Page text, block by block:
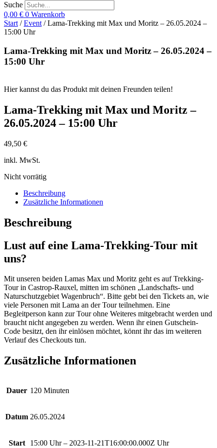
Suche
0,00 € 0 Warenkorb
Start/Event/ Lama-Trekking mit Max und Moritz – 26.05.2024 –
15:00 Uhr
Lama-Trekking mit Max und Moritz – 26.05.2024 –
15:00 Uhr
Hier kannst du das Produkt mit deinen Freunden teilen!
Lama-Trekking mit Max und Moritz –
26.05.2024 – 15:00 Uhr
49,50 €
inkl. MwSt.
Nicht vorrätig
Beschreibung
Zusätzliche Informationen
Beschreibung
Lust auf eine Lama-Trekking-Tour mit
uns?
Mit unseren beiden Lamas Max und Moritz geht es auf Trekking-
Tour in Castrop-Rauxel, mitten im schönen „Landschafts- und
Naturschutzgebiet Wagenbruch“. Bitte gebt bei den Tickets an, wie
viele Personen mit Lama an der Tour teilnehmen. Eine
Begleitperson kann zur Tour ohne Weiteres mitgebracht werden und
braucht nicht angegeben zu werden. Wenn ihr einen Gutschein-
Code besitzt, den ihr einlösen möchtet, könnt ihr das im weiteren
Verlauf des Checkouts tun.
Zusätzliche Informationen
Dauer 120 Minuten
Datum 26.05.2024
Start 15:00 Uhr – 2023-11-21T16:00:00.000Z Uhr